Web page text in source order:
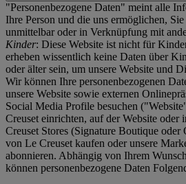
"Personenbezogene Daten" meint alle
Ihre Person und die uns ermöglichen,
unmittelbar oder in Verknüpfung mit
Kinder: Diese Website ist nicht für
erheben wissentlich keine Daten über
oder älter sein, um unsere Website und
Wir können Ihre personenbezogenen
unsere Website sowie externen
Social Media Profile besuchen ("Website
Creuset einrichten, auf der Website oder
Creuset Stores (Signature Boutique oder
von Le Creuset kaufen oder unsere
abonnieren. Abhängig von Ihrem
können personenbezogene Daten